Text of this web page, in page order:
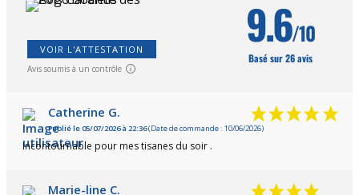
VOIR L'ATTESTATION
Avis soumis à un contrôle
9.6/10
Basé sur 26 avis
Catherine G.
Publié le 05/07/2026 à 22:36(Date de commande : 10/06/2026)
Incontournable pour mes tisanes du soir .
Marie-line C.